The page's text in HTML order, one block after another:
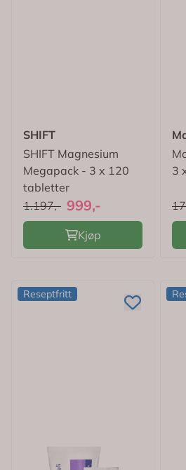
SHIFT
SHIFT Magnesium
Megapack - 3 x 120
tabletter
1.197,- 999,-
Kjøp
3
Reseptfritt